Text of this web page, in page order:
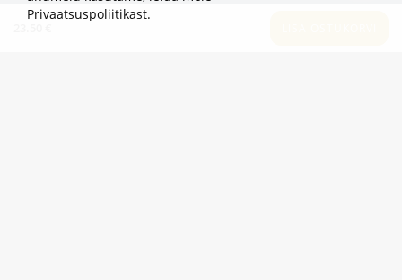
TEAVE
Privaatsuspoliitikast.